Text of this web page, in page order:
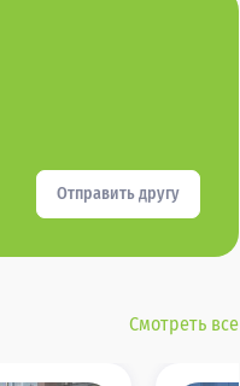
Отправить другу
Смотреть все